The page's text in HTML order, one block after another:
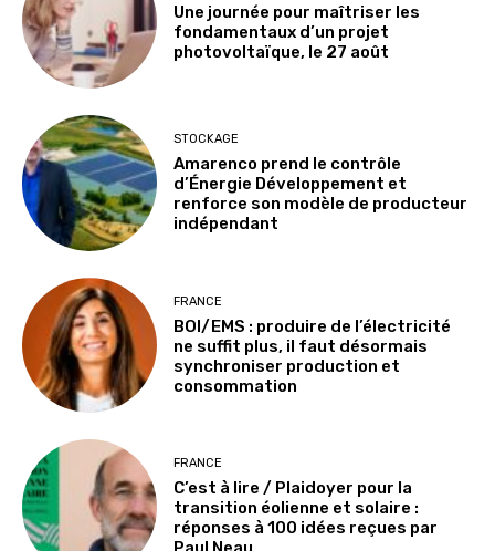
Une journée pour maîtriser les
fondamentaux d’un projet
photovoltaïque, le 27 août
STOCKAGE
Amarenco prend le contrôle
d’Énergie Développement et
renforce son modèle de producteur
indépendant
FRANCE
BOI/EMS : produire de l’électricité
ne suffit plus, il faut désormais
synchroniser production et
consommation
FRANCE
C’est à lire / Plaidoyer pour la
transition éolienne et solaire :
réponses à 100 idées reçues par